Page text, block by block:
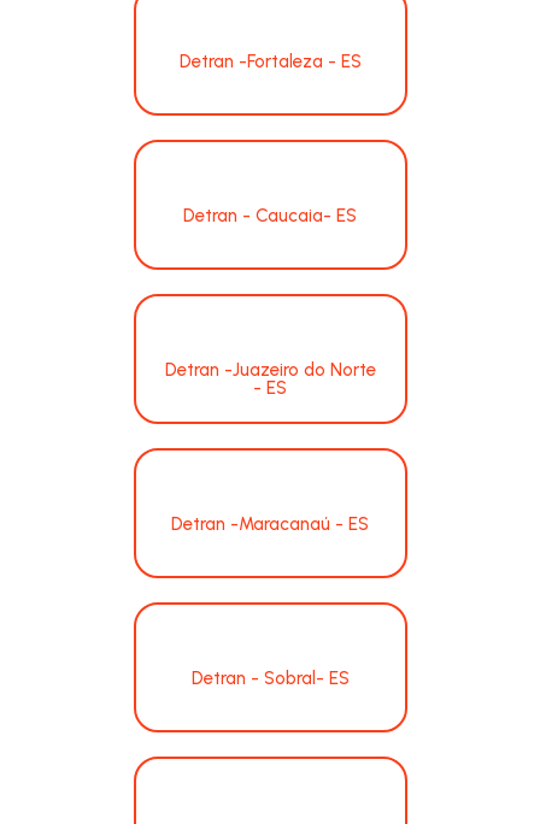
Detran -Fortaleza - ES
Detran - Caucaia- ES
Detran -Juazeiro do Norte
- ES
Detran -Maracanaú - ES
Detran - Sobral- ES